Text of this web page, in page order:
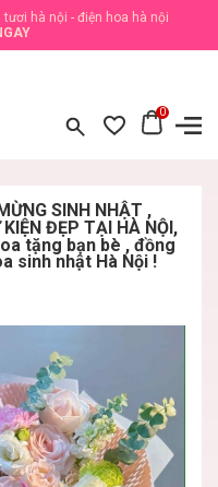
hà nội - điện hoa hà nội
0
SINH NHẬT ,
KIỆN ĐẸP TẠI HÀ NỘI,
tặng bạn bè , đồng
sinh nhật Hà Nội !